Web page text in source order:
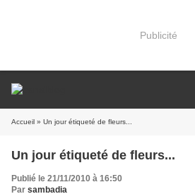
Publicité
Accueil » Un jour étiqueté de fleurs...
Un jour étiqueté de fleurs...
Publié le 21/11/2010 à 16:50
Par sambadia